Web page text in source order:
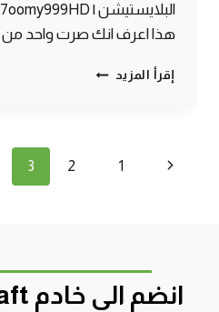
هذا اعرف انك صرت واحد من
إقرأ المزيد ماين
تنقل
الصفحة
1
2
3
انضم الى خادم SmartCraft الآن